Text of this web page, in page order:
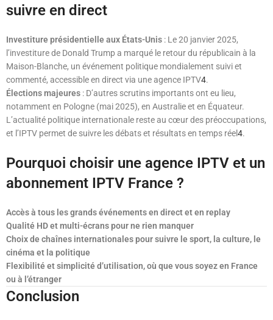
suivre en direct
Investiture présidentielle aux États-Unis : Le 20 janvier 2025,
l’investiture de Donald Trump a marqué le retour du républicain à la
Maison-Blanche, un événement politique mondialement suivi et
commenté, accessible en direct via une agence IPTV4.
Élections majeures : D’autres scrutins importants ont eu lieu,
notamment en Pologne (mai 2025), en Australie et en Équateur.
L’actualité politique internationale reste au cœur des préoccupations,
et l’IPTV permet de suivre les débats et résultats en temps réel4.
Pourquoi choisir une agence IPTV et un
abonnement IPTV France ?
Accès à tous les grands événements en direct et en replay
Qualité HD et multi-écrans pour ne rien manquer
Choix de chaînes internationales pour suivre le sport, la culture, le
cinéma et la politique
Flexibilité et simplicité d’utilisation, où que vous soyez en France
ou à l’étranger
Conclusion